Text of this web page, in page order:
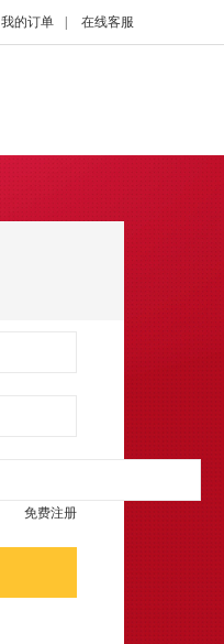
我的订单 在线客服
免费注册